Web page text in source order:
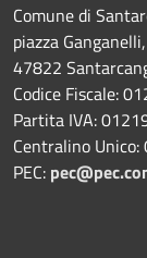
Comune di
piazza
47822
Codice Fiscale:
Partita IVA:
Centralino
PEC: